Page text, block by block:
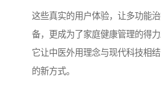
这些真实的用户体验，让多功能
备，更成为了家庭健康管理的得力
它让中医外用理念与现代科技相
的新方式。